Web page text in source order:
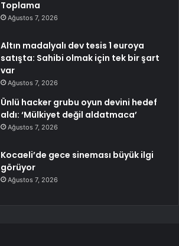
Toplama
Ağustos 7, 2026
Altın madalyalı dev tesis 1 euroya
satışta: Sahibi olmak için tek bir şart
var
Ağustos 7, 2026
Ünlü hacker grubu oyun devini hedef
aldı: ‘Mülkiyet değil aldatmaca’
Ağustos 7, 2026
Kocaeli’de gece sineması büyük ilgi
görüyor
Ağustos 7, 2026